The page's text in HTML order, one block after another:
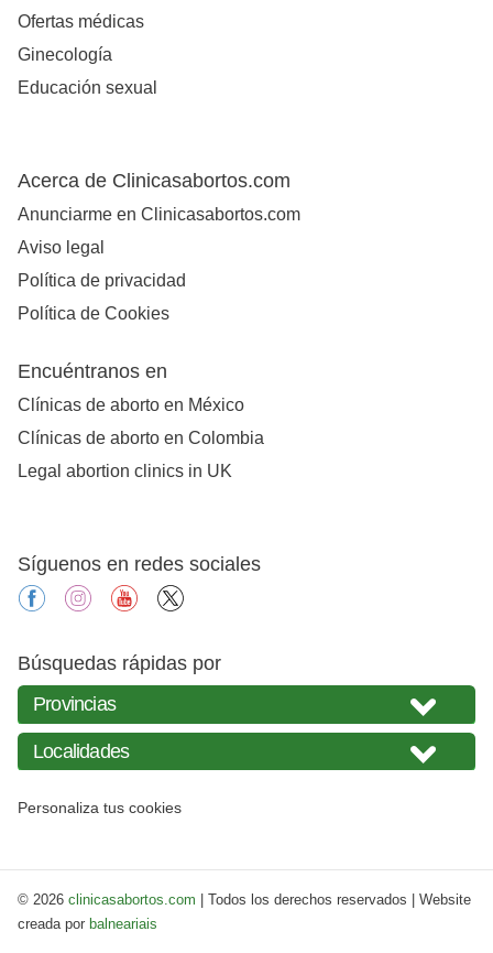
Ofertas médicas
Ginecología
Educación sexual
Acerca de Clinicasabortos.com
Anunciarme en Clinicasabortos.com
Aviso legal
Política de privacidad
Política de Cookies
Encuéntranos en
Clínicas de aborto en México
Clínicas de aborto en Colombia
Legal abortion clinics in UK
Síguenos en redes sociales
facebookinstagramyoutube
Búsquedas rápidas por
Personaliza tus cookies
© 2026 clinicasabortos.com | Todos los derechos reservados | Website
creada por balneariais